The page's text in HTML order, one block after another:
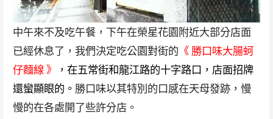
中午來不及吃午餐，下午在榮星花園附近大部分店面
已經休息了，我們決定吃公園對街的 《 勝口味大腸蚵
仔麵線 》
，在五常街和龍江路的十字路口，店面招牌
還蠻顯眼的 。 勝口味以其特別的口感在天母發跡，慢
慢的在各處開了些許分店。